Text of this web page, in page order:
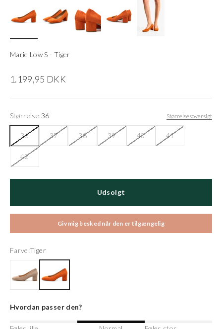
Marie Low S - Tiger
Salgspris
1.199,95 DKK
Størrelse:36 Størrelsesoversigt
36 37 38 39 40 41
42
Udsolgt
Giv mig besked når den er tilgængelig
Farve:Tiger
Hvordan passer den?